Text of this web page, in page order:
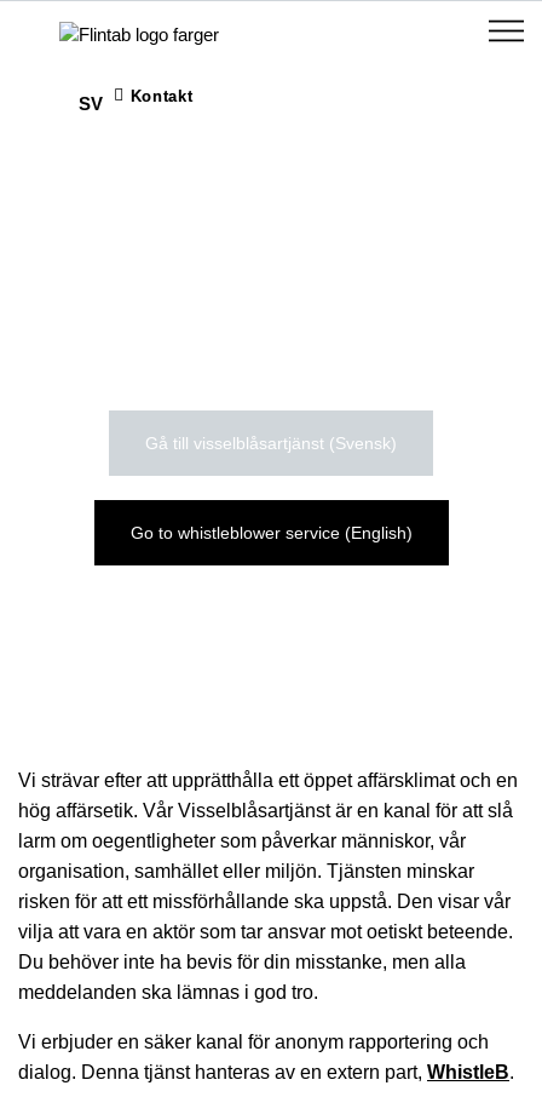
SV Kontakt
Gå till visselblåsartjänst (Svensk)
Go to whistleblower service (English)
Vi strävar efter att upprätthålla ett öppet affärsklimat och en
hög affärsetik. Vår Visselblåsartjänst är en kanal för att slå
larm om oegentligheter som påverkar människor, vår
organisation, samhället eller miljön. Tjänsten minskar
risken för att ett missförhållande ska uppstå. Den visar vår
vilja att vara en aktör som tar ansvar mot oetiskt beteende.
Du behöver inte ha bevis för din misstanke, men alla
meddelanden ska lämnas i god tro.
Vi erbjuder en säker kanal för anonym rapportering och
dialog. Denna tjänst hanteras av en extern part, WhistleB.